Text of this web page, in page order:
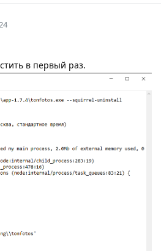
в первый раз.